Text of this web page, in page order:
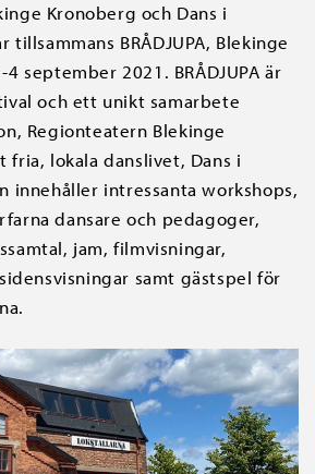
Kronoberg och Dans i
tillsammans BRÅDJUPA, Blekinge
september 2021. BRÅDJUPA är
och ett unikt samarbete
Regionteatern Blekinge
fria, lokala danslivet, Dans i
innehåller intressanta workshops,
dansare och pedagoger,
jam, filmvisningar,
samt gästspel för